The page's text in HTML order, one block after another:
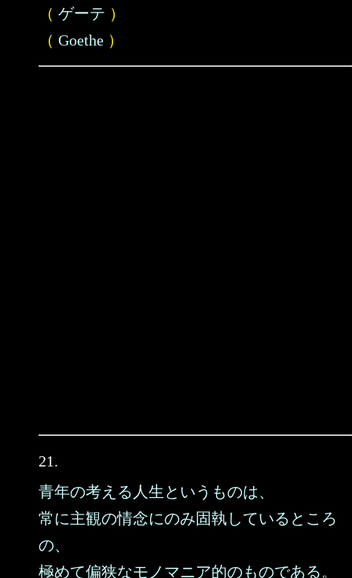
（ ゲーテ ）
（ Goethe ）
21.
青年の考える人生というものは、
常に主観の情念にのみ固執しているところ
の、
極めて偏狭なモノマニア的のものである。